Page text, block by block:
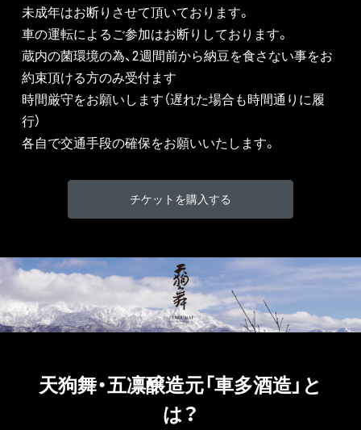
未成年はお断りさせて頂いております。
車の運転によるご参加はお断りしております。
蔵内の菌環境の為、2週間前から納豆を食さない事をお
約束頂ける方のみ受付ます
時間厳守をお願いします（遅れた場合も時間通りに履
行）
各自で交通手段の確保をお願いいたします。
チケットを購入する
天狗舞・五凛醸造元「車多酒造」と
は？